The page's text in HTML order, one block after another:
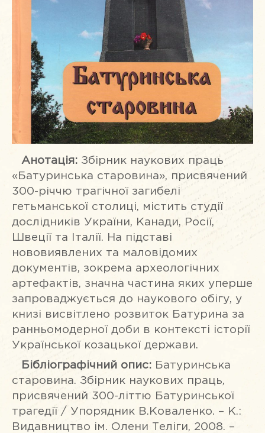
Анотація: Збірник наукових праць
«Батуринська старовина», присвячений
300-річчю трагічної загибелі
гетьманської столиці, містить студії
дослідників України, Канади, Росії,
Швеції та Італії. На підставі
нововиявлених та маловідомих
документів, зокрема археологічних
артефактів, значна частина яких уперше
запроваджується до наукового обігу, у
книзі висвітлено розвиток Батурина за
ранньомодерної доби в контексті історії
Української козацької держави.
Бібліографічний опис: Батуринська
старовина. Збірник наукових праць,
присвячений 300-літтю Батуринської
трагедії / Упорядник В.Коваленко. – К.:
Видавництво ім. Олени Теліги, 2008. –